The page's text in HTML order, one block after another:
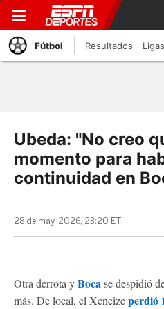
Fútbol Resultados Ligas
Ubeda: "No creo
momento para
continuidad en
28 de may, 2026, 23:20 ET
Otra derrota yBocase despidió
más. De local, el Xeneizeperdió